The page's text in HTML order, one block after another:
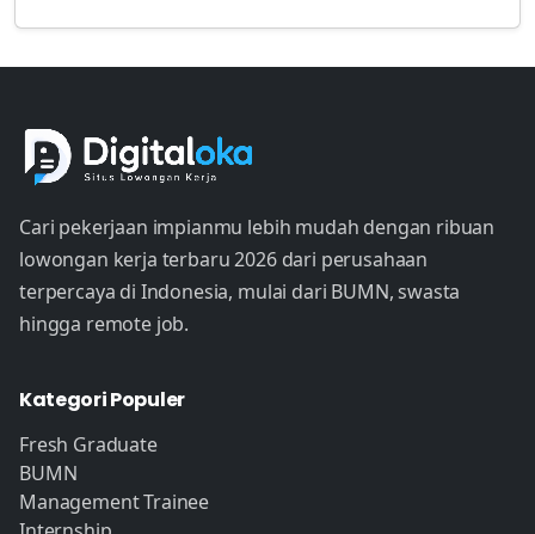
Cari pekerjaan impianmu lebih mudah dengan ribuan
lowongan kerja terbaru 2026 dari perusahaan
terpercaya di Indonesia, mulai dari BUMN, swasta
hingga remote job.
Kategori Populer
Fresh Graduate
BUMN
Management Trainee